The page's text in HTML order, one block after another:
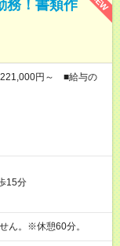
務！書類作
円～ ■給与の
15分
ん。※休憩60分。